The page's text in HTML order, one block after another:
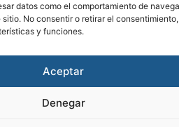
datos como el comportamiento de
No consentir o retirar el
y funciones.
Aceptar
Denegar